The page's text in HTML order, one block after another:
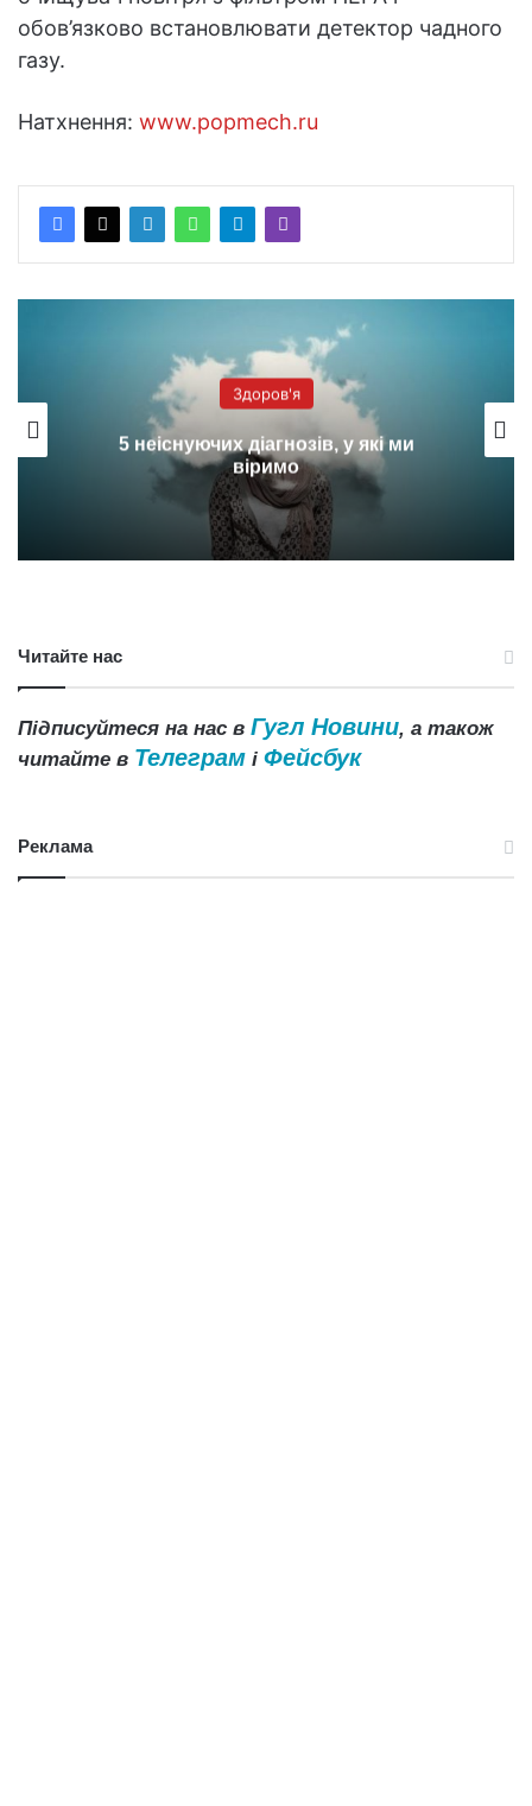
обов’язково встановлювати детектор чадного
газу.
Натхнення: www.popmech.ru
Здоров'я
5 неіснуючих діагнозів, у які ми
віримо
Читайте нас
Підписуйтеся на нас в Гугл Новини, а також
читайте в Телеграм і Фейсбук
Реклама